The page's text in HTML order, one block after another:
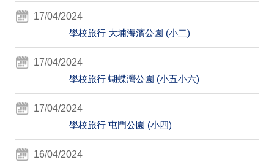
17/04/2024
學校旅行 大埔海濱公園 (小二)
17/04/2024
學校旅行 蝴蝶灣公園 (小五小六)
17/04/2024
學校旅行 屯門公園 (小四)
16/04/2024